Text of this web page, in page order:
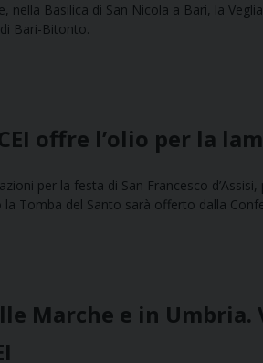
nella Basilica di San Nicola a Bari, la
Bari-Bitonto.
offre l’olio per la
per la festa di San Francesco
Tomba del Santo sarà offerto dalla
Marche e in